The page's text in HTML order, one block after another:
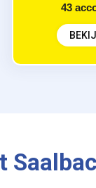
43